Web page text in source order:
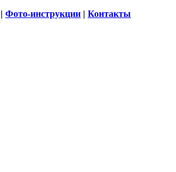
| Фото-инструкции | Контакты